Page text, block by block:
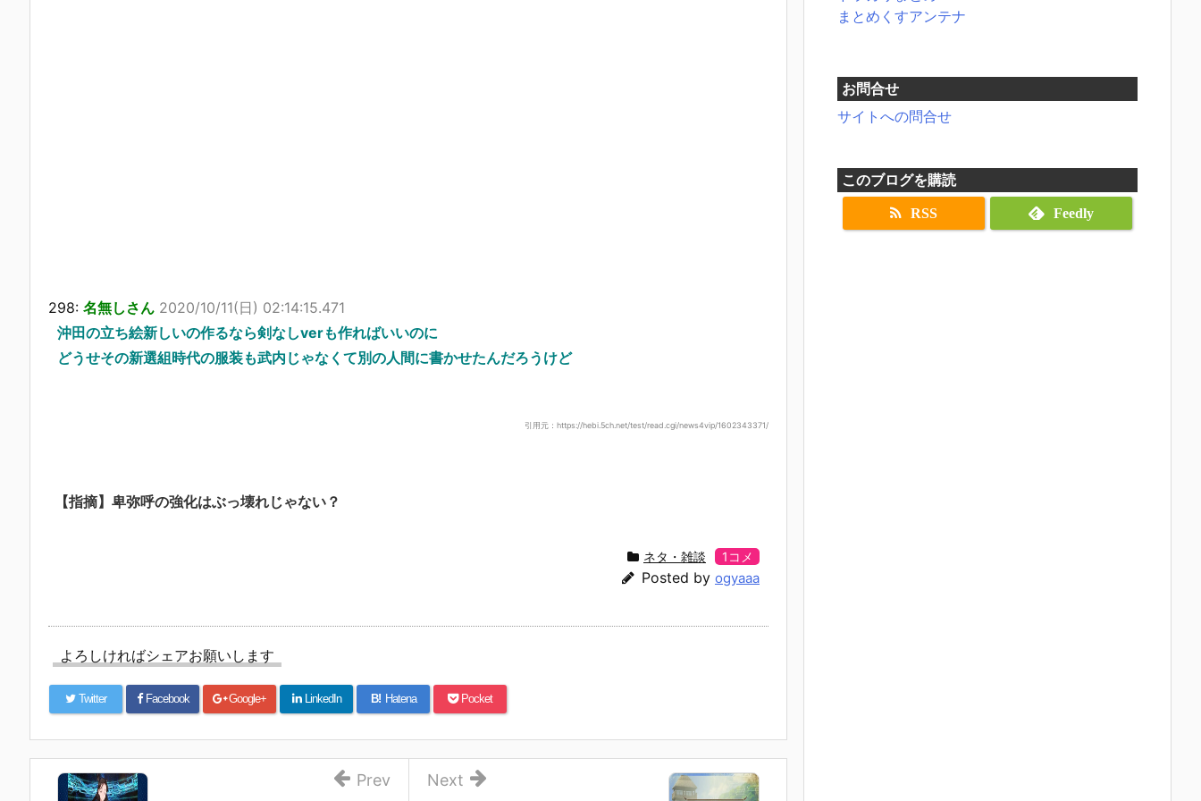
298: 名無しさん 2020/10/11(日) 02:14:15.471
沖田の立ち絵新しいの作るなら剣なしverも作ればいいのに
どうせその新選組時代の服装も武内じゃなくて別の人間に書かせたんだろうけど
引用元：https://hebi.5ch.net/test/read.cgi/news4vip/1602343371/
【指摘】卑弥呼の強化はぶっ壊れじゃない？
ネタ・雑談 1コメ
Posted by ogyaaa
よろしければシェアお願いします
Twitter Facebook Google+ LinkedIn B! Hatena Pocket
Next
Prev
まとめくすアンテナ
お問合せ
サイトへの問合せ
このブログを購読
RSS Feedly